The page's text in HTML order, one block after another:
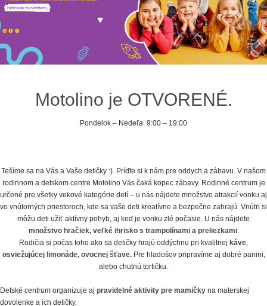
Motolino je OTVORENÉ.
Pondelok – Nedeľa 9:00 – 19:00
Tešíme sa na Vás a Vaše detičky :). Príďte si k nám pre oddych a zábavu. V našom
rodinnom a detskom centre Motolino Vás čaká kopec zábavy. Rodinné centrum je
určené pre všetky vekové kategórie detí – u nás nájdete množstvo atrakcií vonku aj
vo vnútorných priestoroch, kde sa vaše deti kreatívne a bezpečne zahrajú. Vnútri si
môžu deti užiť aktívny pohyb, aj keď je vonku zlé počasie. U nás nájdete
množstvo hračiek, veľké ihrisko s trampolínami a preliezkami.
Rodičia si počas toho ako sa detičky hrajú oddýchnu pri kvalitnej káve,
osviežujúcej limonáde, ovocnej šťave.Pre hladošov pripravíme aj dobré panini,
alebo chutnú tortičku.
Detské centrum organizuje aj pravidelné aktivity pre mamičky na materskej
dovolenke a ich detičky.